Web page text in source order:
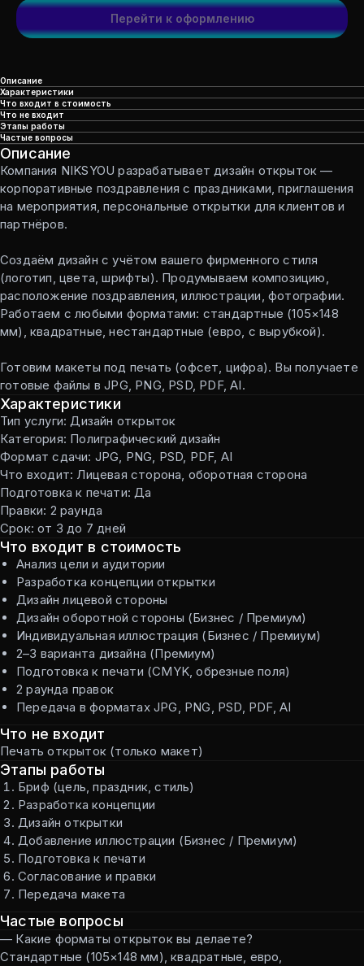
Перейти к оформлению
Описание
Характеристики
Что входит в стоимость
Что не входит
Этапы работы
Частые вопросы
Описание
Компания NIKSYOU разрабатывает дизайн открыток —
корпоративные поздравления с праздниками, приглашения
на мероприятия, персональные открытки для клиентов и
партнёров.
Создаём дизайн с учётом вашего фирменного стиля
(логотип, цвета, шрифты). Продумываем композицию,
расположение поздравления, иллюстрации, фотографии.
Работаем с любыми форматами: стандартные (105×148
мм), квадратные, нестандартные (евро, с вырубкой).
Готовим макеты под печать (офсет, цифра). Вы получаете
готовые файлы в JPG, PNG, PSD, PDF, AI.
Характеристики
Тип услуги: Дизайн открыток
Категория: Полиграфический дизайн
Формат сдачи: JPG, PNG, PSD, PDF, AI
Что входит: Лицевая сторона, оборотная сторона
Подготовка к печати: Да
Правки: 2 раунда
Срок: от 3 до 7 дней
Что входит в стоимость
Анализ цели и аудитории
Разработка концепции открытки
Дизайн лицевой стороны
Дизайн оборотной стороны (Бизнес / Премиум)
Индивидуальная иллюстрация (Бизнес / Премиум)
2–3 варианта дизайна (Премиум)
Подготовка к печати (CMYK, обрезные поля)
2 раунда правок
Передача в форматах JPG, PNG, PSD, PDF, AI
Что не входит
Печать открыток (только макет)
Этапы работы
Бриф (цель, праздник, стиль)
Разработка концепции
Дизайн открытки
Добавление иллюстрации (Бизнес / Премиум)
Подготовка к печати
Согласование и правки
Передача макета
Частые вопросы
— Какие форматы открыток вы делаете?
Стандартные (105×148 мм), квадратные, евро,